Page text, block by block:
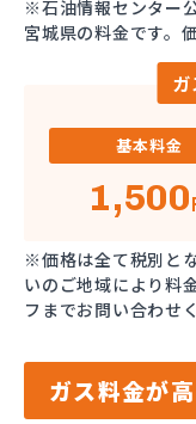
※石油情報センター
宮城県の料金です。
基本料金
1,500
※価格は全て税別と
いのご地域により料
フまでお問い合わせ
ガス料金が